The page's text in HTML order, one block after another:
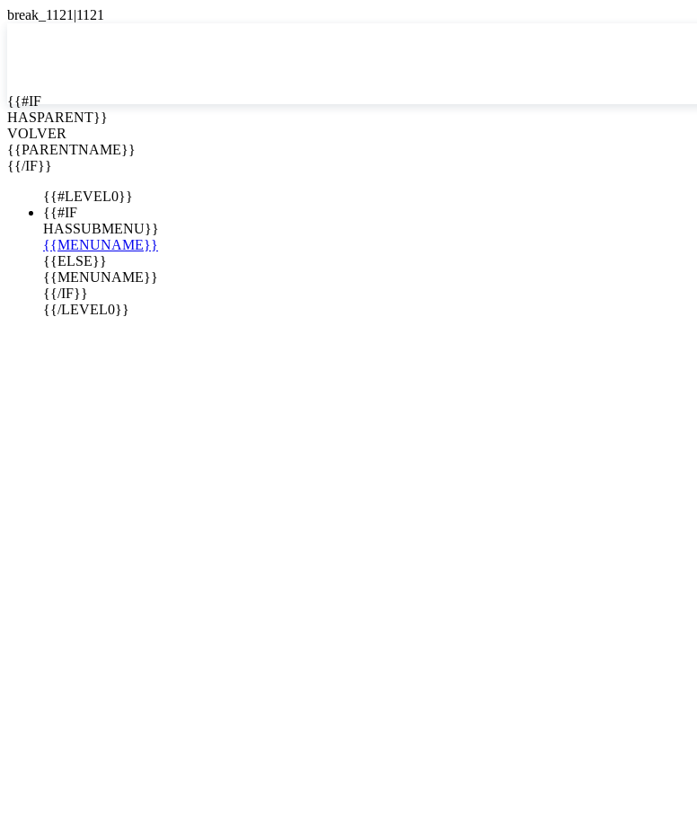
{{#IF
HASPARENT}}
VOLVER
{{PARENTNAME}}
{{/IF}}
{{#LEVEL0}}
{{#IF
HASSUBMENU}}
{{MENUNAME}}
{{ELSE}}
{{MENUNAME}}
{{/IF}}
{{/LEVEL0}}